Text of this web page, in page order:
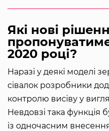
Які нові
2020 році?
Наразі у деякі моделі
сівалок розробники
контролю висіву у
Невдовзі така функція
із одночасним